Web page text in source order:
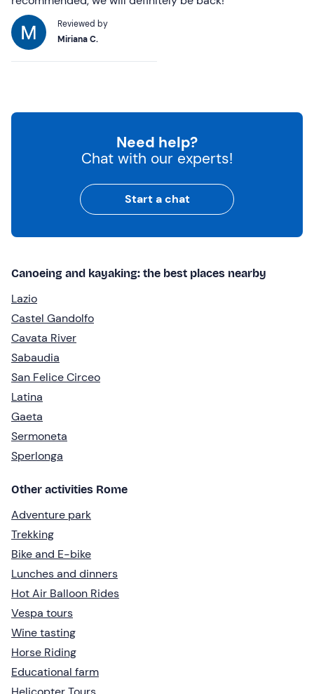
Reviewed by
Miriana C.
Need help?
Chat with our experts!
Start a chat
Canoeing and kayaking: the best places nearby
Lazio
Castel Gandolfo
Cavata River
Sabaudia
San Felice Circeo
Latina
Gaeta
Sermoneta
Sperlonga
Other activities Rome
Adventure park
Trekking
Bike and E-bike
Lunches and dinners
Hot Air Balloon Rides
Vespa tours
Wine tasting
Horse Riding
Educational farm